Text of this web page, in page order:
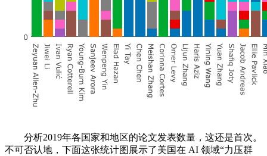
分析2019年各国家和地区的论文发表数量，这还是首次。
不可否认地，下面这张统计图展示了美国在 AI 领域“力压群